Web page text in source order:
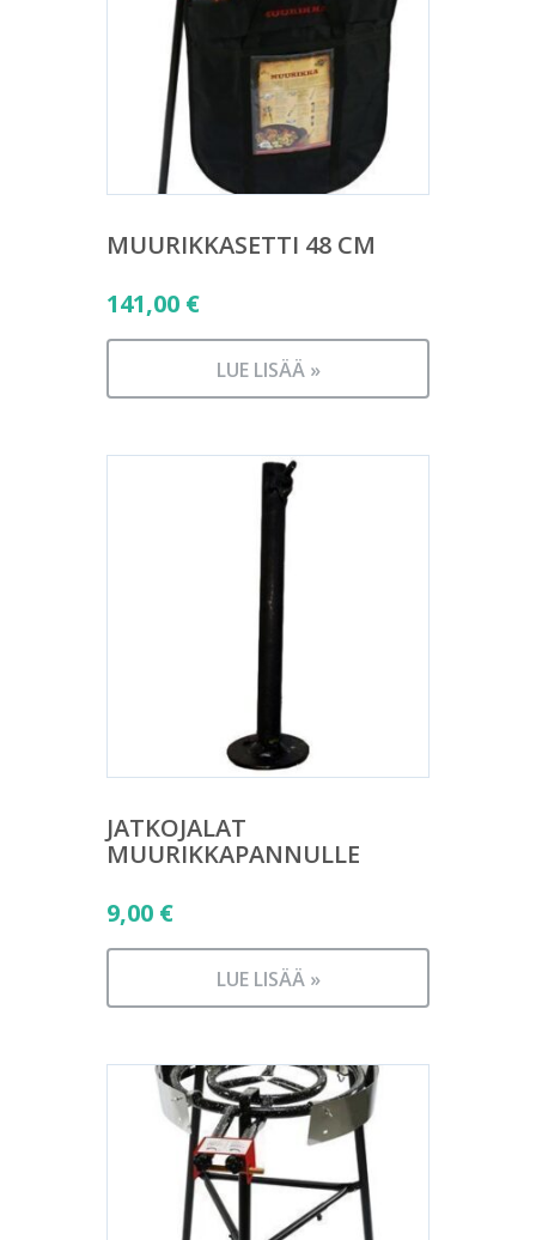
MUURIKKASETTI 48 CM
141,00 €
LUE LISÄÄ »
JATKOJALAT
MUURIKKAPANNULLE
9,00 €
LUE LISÄÄ »